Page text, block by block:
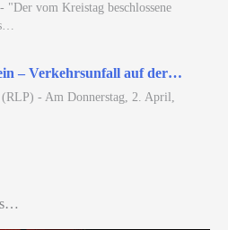
"Der vom Kreistag beschlossene
– Verkehrsunfall auf der…
- Am Donnerstag, 2. April,